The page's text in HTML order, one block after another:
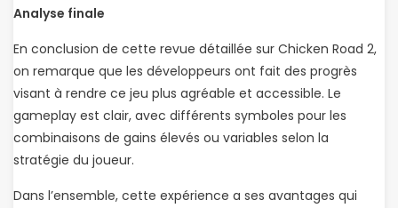
Analyse finale
En conclusion de cette revue détaillée sur Chicken Road 2,
on remarque que les développeurs ont fait des progrès
visant à rendre ce jeu plus agréable et accessible. Le
gameplay est clair, avec différents symboles pour les
combinaisons de gains élevés ou variables selon la
stratégie du joueur.
Dans l’ensemble, cette expérience a ses avantages qui